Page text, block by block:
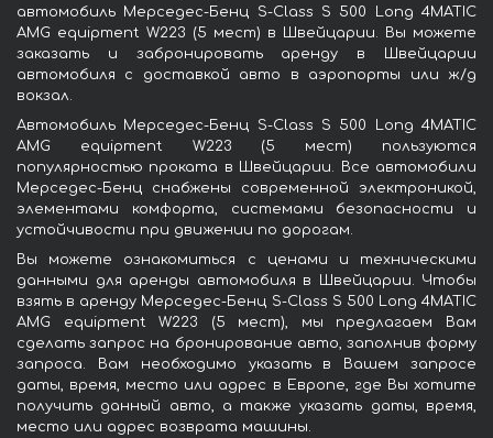
автомобиль Мерседес-Бенц S-Class S 500 Long 4MATIC
AMG equipment W223 (5 мест) в Швейцарии. Вы можете
заказать и забронировать аренду в Швейцарии
автомобиля с доставкой авто в аэропорты или ж/д
вокзал.
Автомобиль Мерседес-Бенц S-Class S 500 Long 4MATIC
AMG equipment W223 (5 мест) пользуются
популярностью проката в Швейцарии. Все автомобили
Мерседес-Бенц снабжены современной электроникой,
элементами комфорта, системами безопасности и
устойчивости при движении по дорогам.
Вы можете ознакомиться с ценами и техническими
данными для аренды автомобиля в Швейцарии. Чтобы
взять в аренду Мерседес-Бенц S-Class S 500 Long 4MATIC
AMG equipment W223 (5 мест), мы предлагаем Вам
сделать запрос на бронирование авто, заполнив форму
запроса. Вам необходимо указать в Вашем запросе
даты, время, место или адрес в Европе, где Вы хотите
получить данный авто, а также указать даты, время,
место или адрес возврата машины.